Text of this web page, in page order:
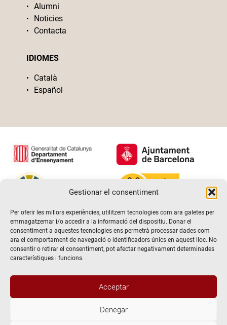
Gestionar el consentiment
Per oferir les millors experiències, utilitzem tecnologies com ara galetes per
emmagatzemar i/o accedir a la informació del dispositiu. Donar el
consentiment a aquestes tecnologies ens permetrà processar dades com
ara el comportament de navegació o identificadors únics en aquest lloc. No
consentir o retirar el consentiment, pot afectar negativament determinades
característiques i funcions.
Acceptar
Denegar
Alumni
Noticies
Contacta
IDIOMES
Català
Español
@2026 Escola de teatre El Timbal. Tots els drets reservats